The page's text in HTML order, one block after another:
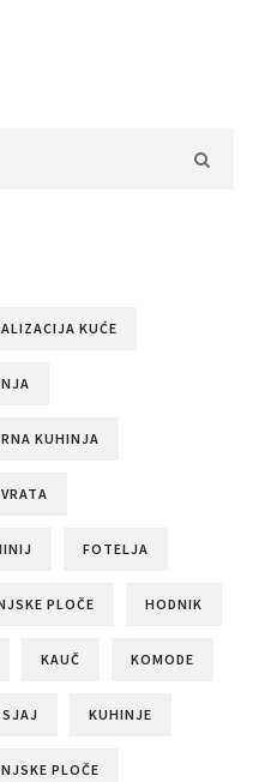
KUĆE
KUHINJA
FOTELJA
PLOČE HODNIK
KAUČ KOMODE
KUHINJE
PLOČE